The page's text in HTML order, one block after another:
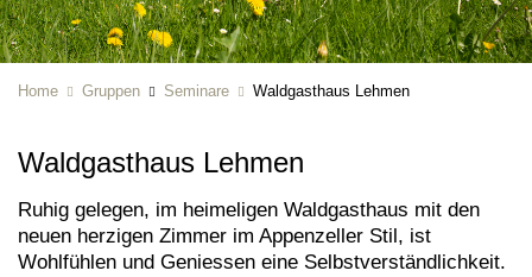
Home Gruppen Seminare Waldgasthaus Lehmen
Waldgasthaus Lehmen
Ruhig gelegen, im heimeligen Waldgasthaus mit den
neuen herzigen Zimmer im Appenzeller Stil, ist
Wohlfühlen und Geniessen eine Selbstverständlichkeit.